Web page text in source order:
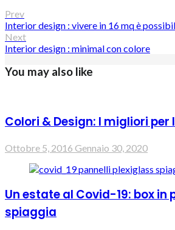
Prev
Interior design : vivere in 16 mq è
Next
Interior design : minimal con colore
You may also like
Colori & Design: I migliori per
Ottobre 5, 2016 Gennaio 30, 2020
Un estate al Covid-19: box in
spiaggia